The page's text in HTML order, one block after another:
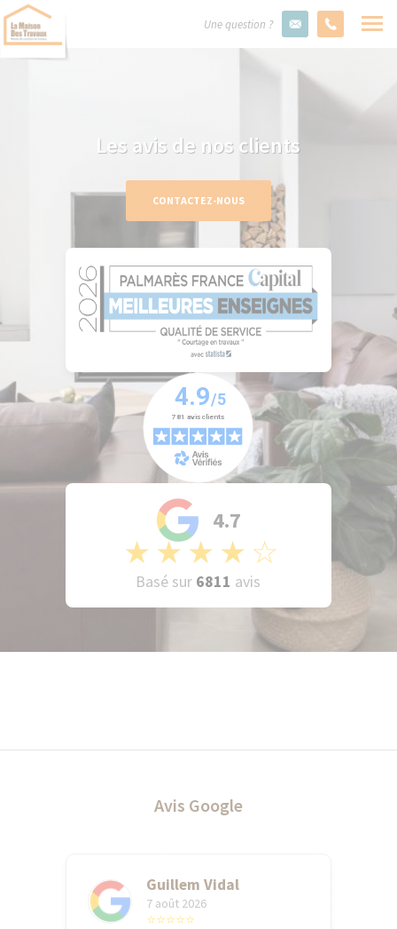
Une question ?
Les avis de nos clients
CONTACTEZ-NOUS
4.7
★ ★★ ★ ☆
Basé sur 6811 avis
Avis Google
Guillem Vidal
7 août 2026
⭐⭐⭐⭐⭐